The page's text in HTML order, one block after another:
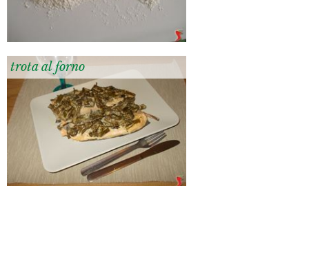
trota al forno